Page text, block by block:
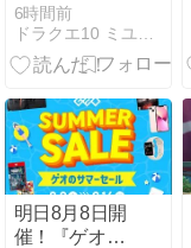
書・照れカ
ワ！お出かけ
超便利ツール
なしぐさ？価
格は？更新中
6時間前
ドラクエ10 ミユリのおやつ探し ミリユナ日記たまにリオ
明日8月8日開
催！『ゲオの